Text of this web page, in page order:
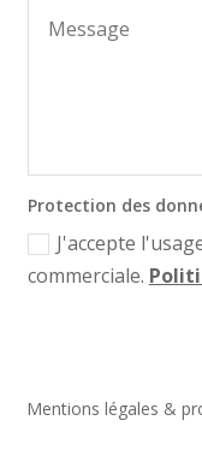
Protection des
J'accepte
commerciale.
Mentions légales &